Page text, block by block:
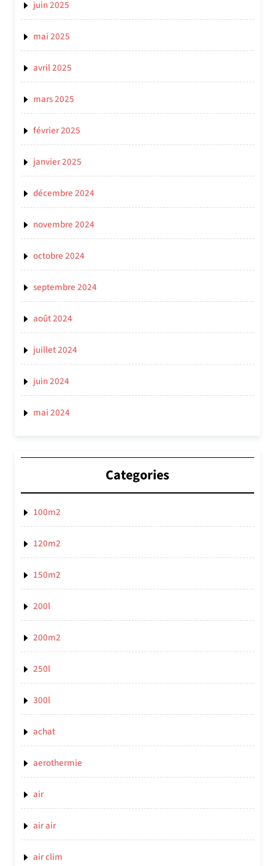
juin 2025
mai 2025
avril 2025
mars 2025
février 2025
janvier 2025
décembre 2024
novembre 2024
octobre 2024
septembre 2024
août 2024
juillet 2024
juin 2024
mai 2024
Categories
100m2
120m2
150m2
200l
200m2
250l
300l
achat
aerothermie
air
air air
air clim